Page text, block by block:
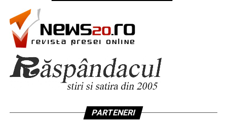
PARTENERI